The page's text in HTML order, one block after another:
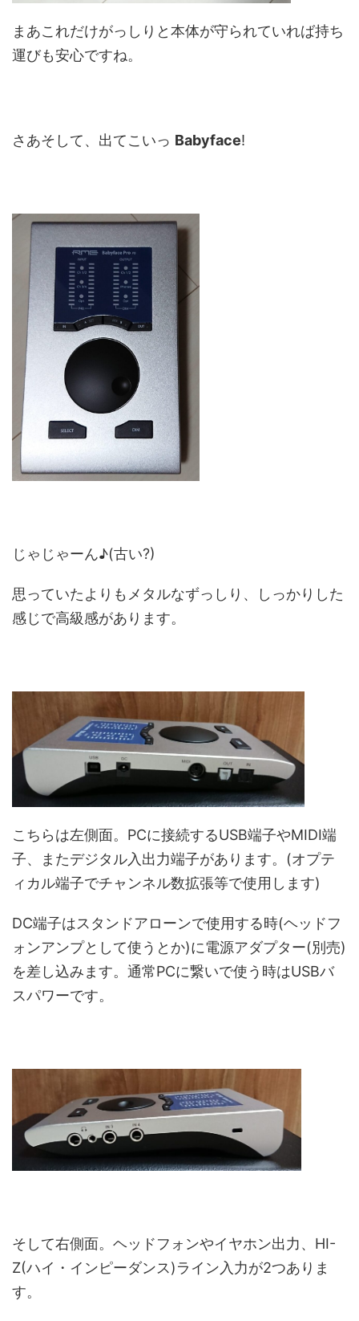
まあこれだけがっしりと本体が守られていれば持ち
運びも安心ですね。
さあそして、出てこいっ Babyface!
じゃじゃーん♪(古い?)
思っていたよりもメタルなずっしり、しっかりした
感じで高級感があります。
こちらは左側面。PCに接続するUSB端子やMIDI端
子、またデジタル入出力端子があります。(オプテ
ィカル端子でチャンネル数拡張等で使用します)
DC端子はスタンドアローンで使用する時(ヘッドフ
ォンアンプとして使うとか)に電源アダプター(別売)
を差し込みます。通常PCに繋いで使う時はUSBバ
スパワーです。
そして右側面。ヘッドフォンやイヤホン出力、HI-
Z(ハイ・インピーダンス)ライン入力が2つありま
す。